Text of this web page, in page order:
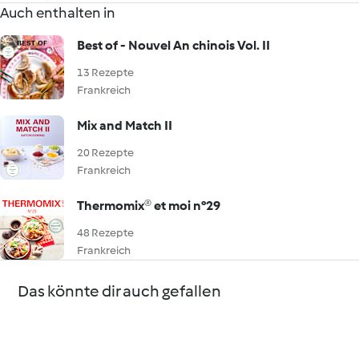
Auch enthalten in
Best of - Nouvel An chinois Vol. II
13 Rezepte
Frankreich
Mix and Match II
20 Rezepte
Frankreich
Thermomix® et moi n°29
48 Rezepte
Frankreich
Das könnte dir auch gefallen